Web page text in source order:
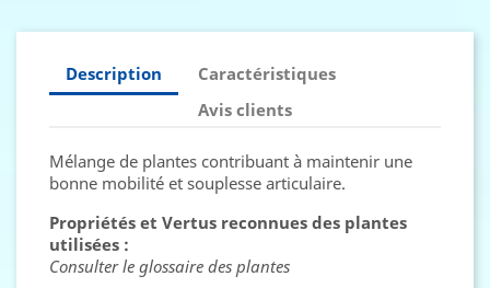
Description
Caractéristiques
Avis clients
Mélange de plantes contribuant à maintenir une
bonne mobilité et souplesse articulaire.
Propriétés et Vertus reconnues des plantes
utilisées :
Consulter le glossaire des plantes